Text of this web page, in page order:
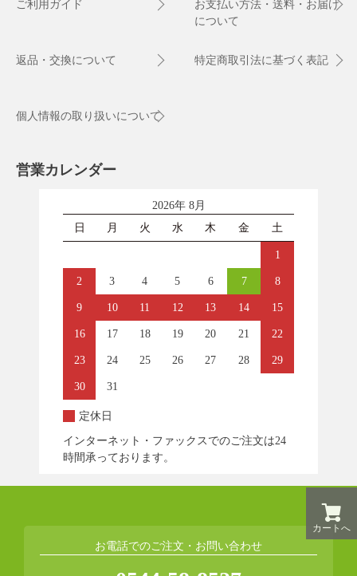
カートへ
ご利用ガイド
お支払い方法・送料・お届け
について
返品・交換について 特定商取引法に基づく表記
個人情報の取り扱いについて
営業カレンダー
2026年 8月
日
月 火 水 木 金 土
1
2 3 4 5 6 7 8
9 10 11 12 13 14 15
16 17 18 19 20 21 22
23 24 25 26 27 28 29
30 31
定休日
インターネット・ファックスでのご注文は24
時間承っております。
お電話でのご注文・お問い合わせ